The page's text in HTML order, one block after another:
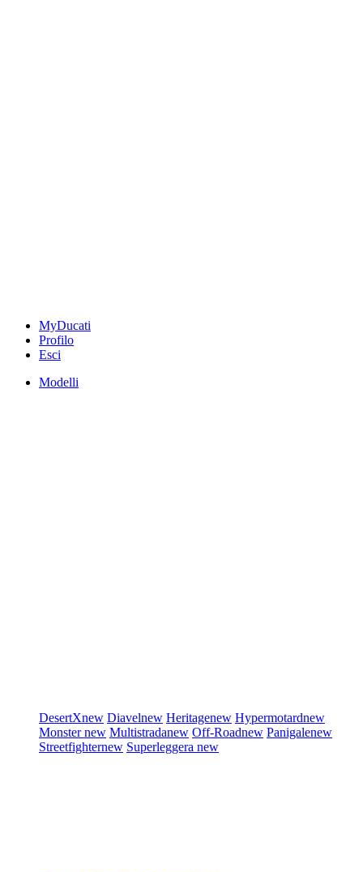
MyDucati
Profilo
Esci
Modelli
DesertXnew Diavelnew Heritagenew Hypermotardnew
Monsternew Multistradanew Off-Roadnew Panigalenew
Streetfighternew Superleggera new